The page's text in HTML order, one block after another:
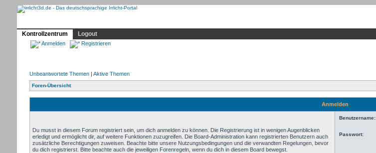
Kontrollzentrum
Logout
Anmelden Registrieren
Unbeantwortete Themen| Aktive Themen
Foren-Übersicht
Anmelden
Du musst in diesem Forum registriert sein, um dich anmelden zu können. Die Registrierung ist in wenigen Augenblicken
erledigt und ermöglicht dir, auf weitere Funktionen zuzugreifen. Die Board-Administration kann registrierten Benutzern auch
zusätzliche Berechtigungen zuweisen. Beachte bitte unsere Nutzungsbedingungen und die verwandten Regelungen, bevor
du dich registrierst. Bitte beachte auch die jeweiligen Forenregeln, wenn du dich in diesem Board bewegst.
Benutzername:
Passwort: